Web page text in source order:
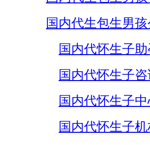
国内代生包生男孩
国内代怀生子助
国内代怀生子咨
国内代怀生子
国内代怀生子机